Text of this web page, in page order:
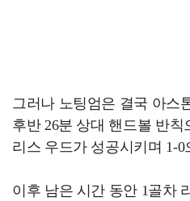
그러나 노팅엄은 결국 아스
후반 26분 상대 핸드볼 반
리스 우드가 성공시키며 1-
이후 남은 시간 동안 1골차